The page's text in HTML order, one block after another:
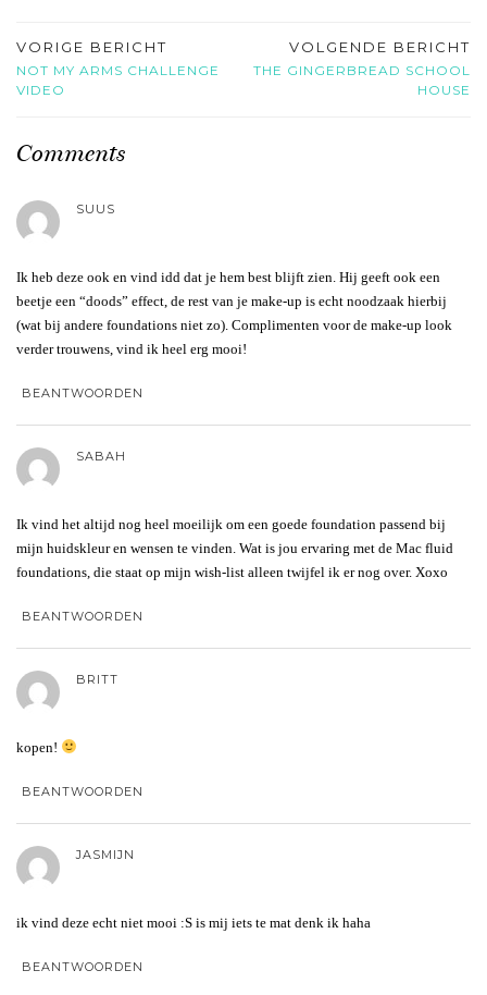
VORIGE BERICHT
NOT MY ARMS CHALLENGE
VIDEO
VOLGENDE BERICHT
THE GINGERBREAD SCHOOL
HOUSE
Comments
SUUS
Ik heb deze ook en vind idd dat je hem best blijft zien. Hij geeft ook een
beetje een “doods” effect, de rest van je make-up is echt noodzaak hierbij
(wat bij andere foundations niet zo). Complimenten voor de make-up look
verder trouwens, vind ik heel erg mooi!
BEANTWOORDEN
SABAH
Ik vind het altijd nog heel moeilijk om een goede foundation passend bij
mijn huidskleur en wensen te vinden. Wat is jou ervaring met de Mac fluid
foundations, die staat op mijn wish-list alleen twijfel ik er nog over. Xoxo
BEANTWOORDEN
BRITT
kopen!
BEANTWOORDEN
JASMIJN
ik vind deze echt niet mooi :S is mij iets te mat denk ik haha
BEANTWOORDEN